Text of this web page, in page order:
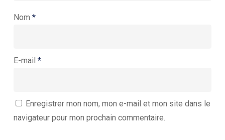
Nom *
E-mail *
Enregistrer mon nom, mon e-mail et mon site dans le
navigateur pour mon prochain commentaire.